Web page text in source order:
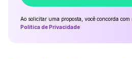
Ao solicitar uma proposta, você concorda com
Política de Privacidade